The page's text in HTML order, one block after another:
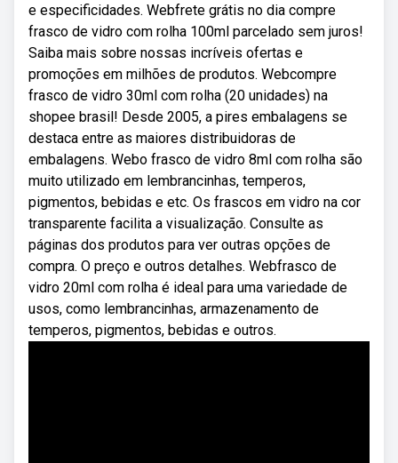
e especificidades. Webfrete grátis no dia compre
frasco de vidro com rolha 100ml parcelado sem juros!
Saiba mais sobre nossas incríveis ofertas e
promoções em milhões de produtos. Webcompre
frasco de vidro 30ml com rolha (20 unidades) na
shopee brasil! Desde 2005, a pires embalagens se
destaca entre as maiores distribuidoras de
embalagens. Webo frasco de vidro 8ml com rolha são
muito utilizado em lembrancinhas, temperos,
pigmentos, bebidas e etc. Os frascos em vidro na cor
transparente facilita a visualização. Consulte as
páginas dos produtos para ver outras opções de
compra. O preço e outros detalhes. Webfrasco de
vidro 20ml com rolha é ideal para uma variedade de
usos, como lembrancinhas, armazenamento de
temperos, pigmentos, bebidas e outros.